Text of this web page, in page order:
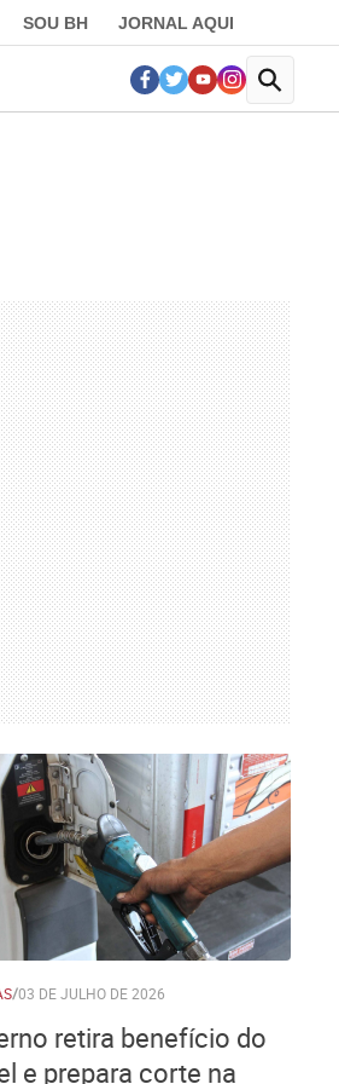
SOU BH JORNAL AQUI
/03 DE JULHO DE 2026
retira benefício do
e prepara corte na